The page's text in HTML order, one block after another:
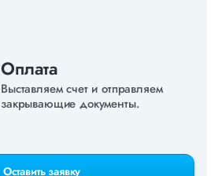
Оплата
Выставляем счет и отправляем
закрывающие документы.
Оставить заявку